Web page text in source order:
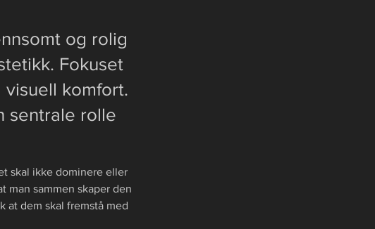
og rolig
Fokuset
komfort.
sentrale rolle
skal ikke dominere eller
man sammen skaper den
at dem skal fremstå med